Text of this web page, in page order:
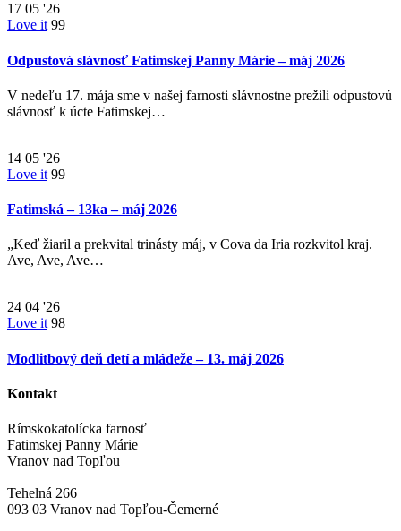
17 05 '26
Love it 99
Odpustová slávnosť Fatimskej Panny Márie – máj 2026
V nedeľu 17. mája sme v našej farnosti slávnostne prežili odpustovú
slávnosť k úcte Fatimskej…
14 05 '26
Love it 99
Fatimská – 13ka – máj 2026
„Keď žiaril a prekvital trinásty máj, v Cova da Iria rozkvitol kraj.
Ave, Ave, Ave…
24 04 '26
Love it 98
Modlitbový deň detí a mládeže – 13. máj 2026
Kontakt
Rímskokatolícka farnosť
Fatimskej Panny Márie
Vranov nad Topľou
Tehelná 266
093 03 Vranov nad Topľou-Čemerné